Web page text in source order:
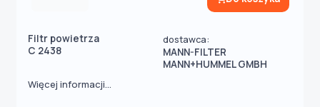
Filtr powietrza
C 2438
dostawca:
MANN-FILTER
MANN+HUMMEL GMBH
Więcej informacji...